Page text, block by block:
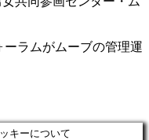
ーラムがムーブの管理運
キーについて